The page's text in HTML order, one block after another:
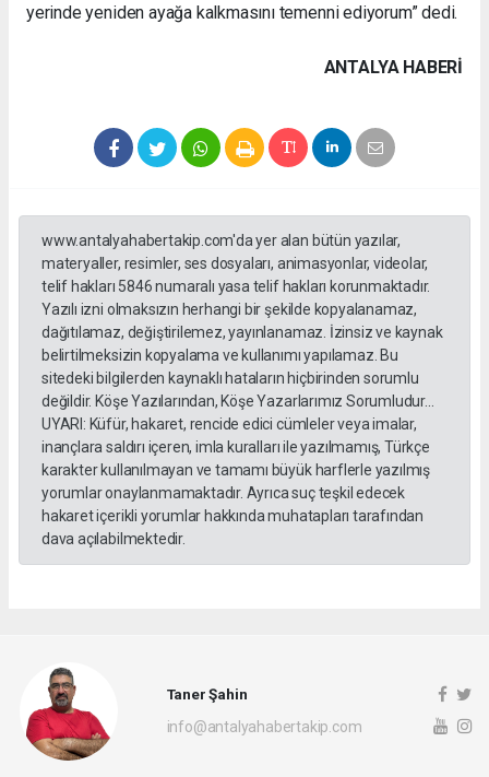
yerinde yeniden ayağa kalkmasını temenni ediyorum” dedi.
ANTALYA HABERİ
www.antalyahabertakip.com'da yer alan bütün yazılar,
materyaller, resimler, ses dosyaları, animasyonlar, videolar,
telif hakları 5846 numaralı yasa telif hakları korunmaktadır.
Yazılı izni olmaksızın herhangi bir şekilde kopyalanamaz,
dağıtılamaz, değiştirilemez, yayınlanamaz. İzinsiz ve kaynak
belirtilmeksizin kopyalama ve kullanımı yapılamaz. Bu
sitedeki bilgilerden kaynaklı hataların hiçbirinden sorumlu
değildir. Köşe Yazılarından, Köşe Yazarlarımız Sorumludur...
UYARI: Küfür, hakaret, rencide edici cümleler veya imalar,
inançlara saldırı içeren, imla kuralları ile yazılmamış, Türkçe
karakter kullanılmayan ve tamamı büyük harflerle yazılmış
yorumlar onaylanmamaktadır. Ayrıca suç teşkil edecek
hakaret içerikli yorumlar hakkında muhatapları tarafından
dava açılabilmektedir.
Taner Şahin
info@antalyahabertakip.com